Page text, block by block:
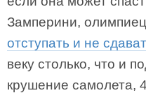
Замперини,
отступать и не
веку столько, что и
крушение самолета,